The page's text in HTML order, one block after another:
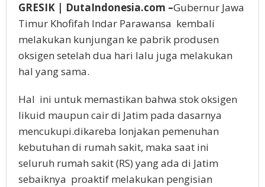
GRESIK | DutaIndonesia.com –Gubernur Jawa
Timur Khofifah Indar Parawansa kembali
melakukan kunjungan ke pabrik produsen
oksigen setelah dua hari lalu juga melakukan
hal yang sama.
Hal ini untuk memastikan bahwa stok oksigen
likuid maupun cair di Jatim pada dasarnya
mencukupi.dikareba lonjakan pemenuhan
kebutuhan di rumah sakit, maka saat ini
seluruh rumah sakit (RS) yang ada di Jatim
sebaiknya proaktif melakukan pengisian